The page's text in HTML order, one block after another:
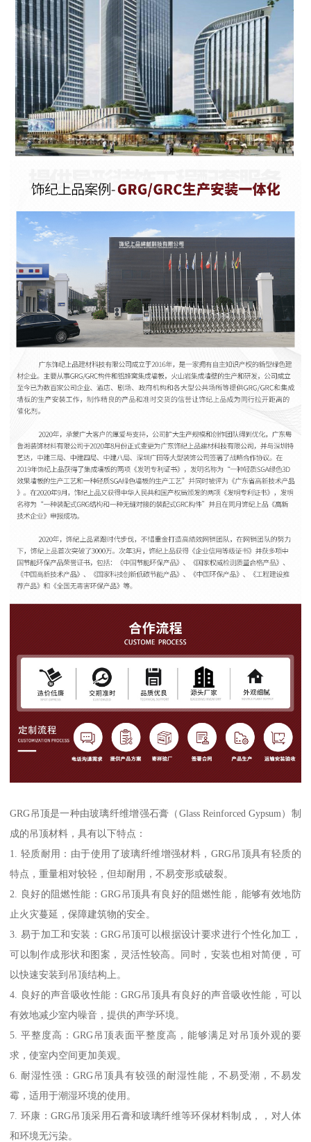
GRG吊顶是一种由玻璃纤维增强石膏（Glass Reinforced Gypsum）制
成的吊顶材料，具有以下特点：
1. 轻质耐用：由于使用了玻璃纤维增强材料，GRG吊顶具有轻质的
特点，重量相对较轻，但却耐用，不易变形或破裂。
2. 良好的阻燃性能：GRG吊顶具有良好的阻燃性能，能够有效地防
止火灾蔓延，保障建筑物的安全。
3. 易于加工和安装：GRG吊顶可以根据设计要求进行个性化加工，
可以制作成形状和图案，灵活性较高。同时，安装也相对简便，可
以快速安装到吊顶结构上。
4. 良好的声音吸收性能：GRG吊顶具有良好的声音吸收性能，可以
有效地减少室内噪音，提供的声学环境。
5. 平整度高：GRG吊顶表面平整度高，能够满足对吊顶外观的要
求，使室内空间更加美观。
6. 耐湿性强：GRG吊顶具有较强的耐湿性能，不易受潮，不易发
霉，适用于潮湿环境的使用。
7. 环康：GRG吊顶采用石膏和玻璃纤维等环保材料制成，，对人体
和环境无污染。